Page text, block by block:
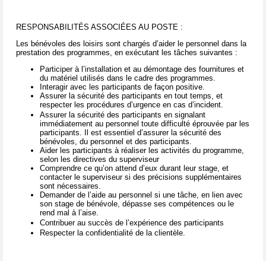
RESPONSABILITÉS ASSOCIÉES AU POSTE :
Les bénévoles des loisirs sont chargés d’aider le personnel dans la
prestation des programmes, en exécutant les tâches suivantes :
Participer à l’installation et au démontage des fournitures et
du matériel utilisés dans le cadre des programmes.
Interagir avec les participants de façon positive.
Assurer la sécurité des participants en tout temps, et
respecter les procédures d’urgence en cas d’incident.
Assurer la sécurité des participants en signalant
immédiatement au personnel toute difficulté éprouvée par les
participants. Il est essentiel d’assurer la sécurité des
bénévoles, du personnel et des participants.
Aider les participants à réaliser les activités du programme,
selon les directives du superviseur
Comprendre ce qu’on attend d’eux durant leur stage, et
contacter le superviseur si des précisions supplémentaires
sont nécessaires.
Demander de l’aide au personnel si une tâche, en lien avec
son stage de bénévole, dépasse ses compétences ou le
rend mal à l’aise.
Contribuer au succès de l’expérience des participants
Respecter la confidentialité de la clientèle.